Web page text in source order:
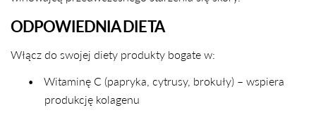
ODPOWIEDNIA DIETA
Włącz do swojej diety produkty bogate w:
•
Witaminę C (papryka, cytrusy, brokuły) – wspiera
produkcję kolagenu